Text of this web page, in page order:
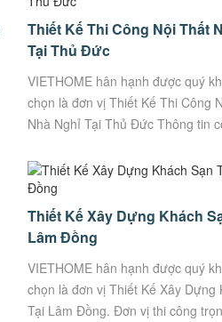
Thiết Kế Thi Công Nội Thất
Tại Thủ Đức
VIETHOME hân hạnh được quý
chọn là đơn vị Thiết Kế Thi Công
Nhà Nghỉ Tại Thủ Đức Thông tin
Thiết Kế Xây Dựng Khách
Lâm Đồng
VIETHOME hân hạnh được quý
chọn là đơn vị Thiết Kế Xây Dựng
Tại Lâm Đồng. Đơn vị thi công